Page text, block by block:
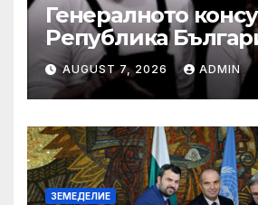
Генералното
Република
Единбург
на Театър „Хенд“
историческия им
световния
Festival Fringe
AUGUST 7, 2026 ADMIN
ЗЕМЕДЕЛИЕ